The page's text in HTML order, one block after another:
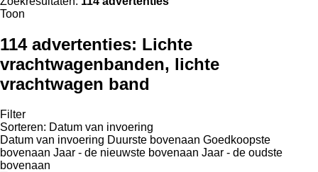
Toon
114 advertenties: Lichte
vrachtwagenbanden, lichte
vrachtwagen band
Filter
Sorteren: Datum van invoering
Datum van invoering Duurste bovenaan Goedkoopste
bovenaan Jaar - de nieuwste bovenaan Jaar - de oudste
bovenaan